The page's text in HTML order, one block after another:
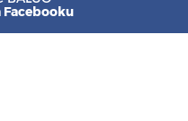
Facebooku